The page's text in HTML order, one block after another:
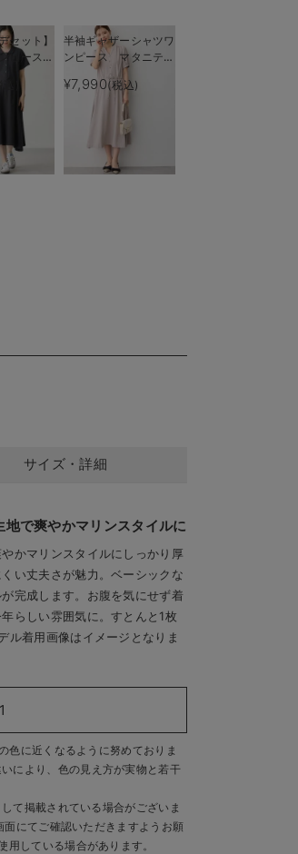
セット】
ピース
＆襟付き
ス 出産
マタニ
)
半袖ギャザーシャツワ
ンピース マタニテ
ィ・産後授乳服【出産
後も長く使える】
¥7,990(税込)
サイズ・詳細
で爽やかマリンスタイルに
かマリンスタイルにしっかり厚
い丈夫さが魅力。ベーシックな
完成します。お腹を気にせず着
らしい雰囲気に。すとんと1枚
ル着用画像はイメージとなりま
色に近くなるように努めておりま
により、色の見え方が実物と若干
て掲載されている場合がございま
面にてご確認いただきますようお願
用している場合があります。